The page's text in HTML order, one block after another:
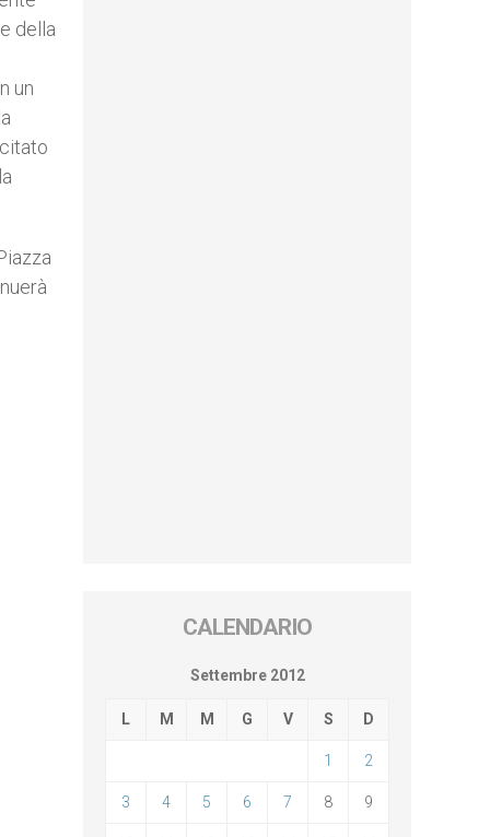
della
un
CALENDARIO
Settembre 2012
L M M G V S D
1 2
3 4 5 6 7 8 9